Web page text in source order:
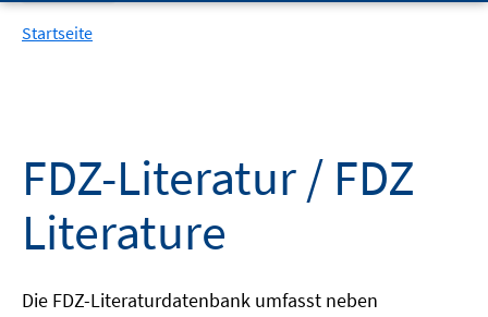
Startseite
FDZ-Literatur / FDZ
Literature
Die FDZ-Literaturdatenbank umfasst neben